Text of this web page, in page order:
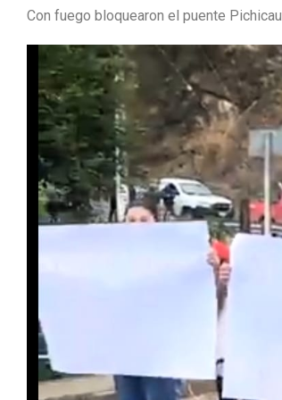
Con fuego bloquearon el puente